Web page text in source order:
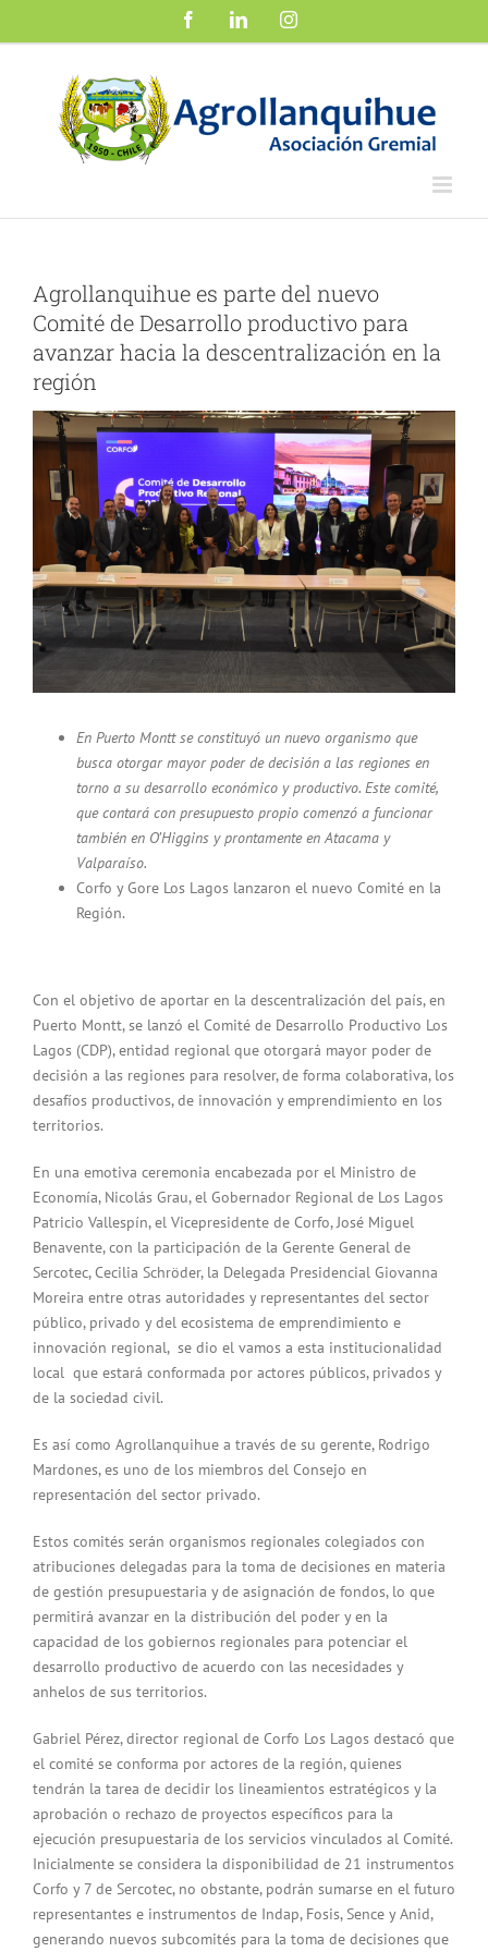
FacebookLinkedInInstagram
Agrollanquihue es parte del nuevo
Comité de Desarrollo productivo para
avanzar hacia la descentralización en la
región
Ver
imagen
más
grande
En Puerto Montt se constituyó un nuevo organismo que
busca otorgar mayor poder de decisión a las regiones en
torno a su desarrollo económico y productivo. Este comité,
que contará con presupuesto propio comenzó a funcionar
también en O’Higgins y prontamente en Atacama y
Valparaíso.
Corfo y Gore Los Lagos lanzaron el nuevo Comité en la
Región.
Con el objetivo de aportar en la descentralización del país, en
Puerto Montt, se lanzó el Comité de Desarrollo Productivo Los
Lagos (CDP), entidad regional que otorgará mayor poder de
decisión a las regiones para resolver, de forma colaborativa, los
desafíos productivos, de innovación y emprendimiento en los
territorios.
En una emotiva ceremonia encabezada por el Ministro de
Economía, Nicolás Grau, el Gobernador Regional de Los Lagos
Patricio Vallespín, el Vicepresidente de Corfo, José Miguel
Benavente, con la participación de la Gerente General de
Sercotec, Cecilia Schröder, la Delegada Presidencial Giovanna
Moreira entre otras autoridades y representantes del sector
público, privado y del ecosistema de emprendimiento e
innovación regional, se dio el vamos a esta institucionalidad
local que estará conformada por actores públicos, privados y
de la sociedad civil.
Es así como Agrollanquihue a través de su gerente, Rodrigo
Mardones, es uno de los miembros del Consejo en
representación del sector privado.
Estos comités serán organismos regionales colegiados con
atribuciones delegadas para la toma de decisiones en materia
de gestión presupuestaria y de asignación de fondos, lo que
permitirá avanzar en la distribución del poder y en la
capacidad de los gobiernos regionales para potenciar el
desarrollo productivo de acuerdo con las necesidades y
anhelos de sus territorios.
Gabriel Pérez, director regional de Corfo Los Lagos destacó que
el comité se conforma por actores de la región, quienes
tendrán la tarea de decidir los lineamientos estratégicos y la
aprobación o rechazo de proyectos específicos para la
ejecución presupuestaria de los servicios vinculados al Comité.
Inicialmente se considera la disponibilidad de 21 instrumentos
Corfo y 7 de Sercotec, no obstante, podrán sumarse en el futuro
representantes e instrumentos de Indap, Fosis, Sence y Anid,
generando nuevos subcomités para la toma de decisiones que